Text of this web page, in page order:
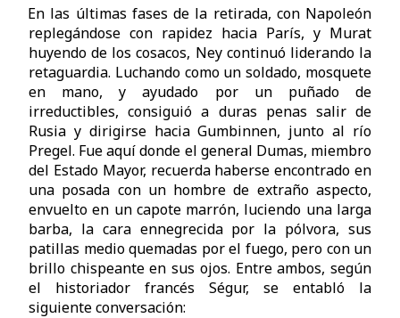
En las últimas fases de la retirada, con Napoleón
replegándose con rapidez hacia París, y Murat
huyendo de los cosacos, Ney continuó liderando la
retaguardia. Luchando como un soldado, mosquete
en mano, y ayudado por un puñado de
irreductibles, consiguió a duras penas salir de
Rusia y dirigirse hacia Gumbinnen, junto al río
Pregel. Fue aquí donde el general Dumas, miembro
del Estado Mayor, recuerda haberse encontrado en
una posada con un hombre de extraño aspecto,
envuelto en un capote marrón, luciendo una larga
barba, la cara ennegrecida por la pólvora, sus
patillas medio quemadas por el fuego, pero con un
brillo chispeante en sus ojos. Entre ambos, según
el historiador francés Ségur, se entabló la
siguiente conversación: